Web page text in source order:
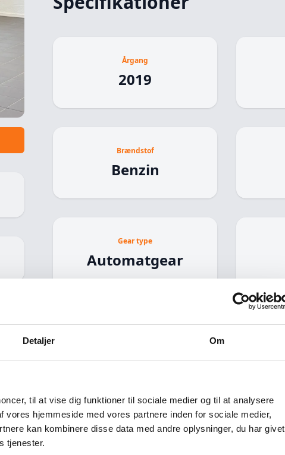
Detaljer Om
til at vise dig funktioner til sociale medier og til at analysere
hjemmeside med vores partnere inden for sociale medier,
kan kombinere disse data med andre oplysninger, du har givet
tjenester.
Årgang
2019
Brændstof
Benzin
Gear type
Automatgear